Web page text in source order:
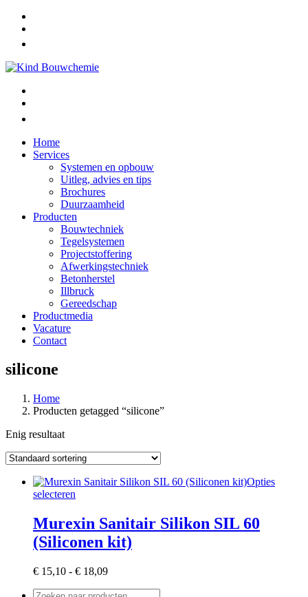
Home
Services
Systemen en opbouw
Uitleg, advies en tips
Brochures
Duurzaamheid
Producten
Bouwtechniek
Tegelsystemen
Projectstoffering
Afwerkingstechniek
Betonherstel
Illbruck
Gereedschap
Productmedia
Vacature
Contact
silicone
Home
Producten getagged “silicone”
Enig resultaat
Opties
selecteren
heeft
meerdere
variaties.
optie
gekozen
Murexin Sanitair Silikon SIL 60
(Siliconen kit)
€ 15,10 - € 18,09Prijsklasse: